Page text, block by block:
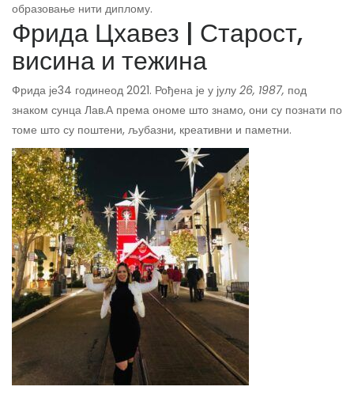
образовање нити диплому.
Фрида Цхавез | Старост,
висина и тежина
Фрида је34 годинеод 2021. Рођена је у јулу 26, 1987, под
знаком сунца Лав.А према ономе што знамо, они су познати по
томе што су поштени, љубазни, креативни и паметни.